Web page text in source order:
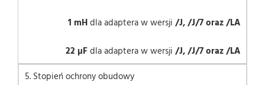
1 mHdla adaptera w wersji /J, /J/7 oraz /LA
22 µFdla adaptera w wersji /J, /J/7 oraz /LA
5. Stopień ochrony obudowy